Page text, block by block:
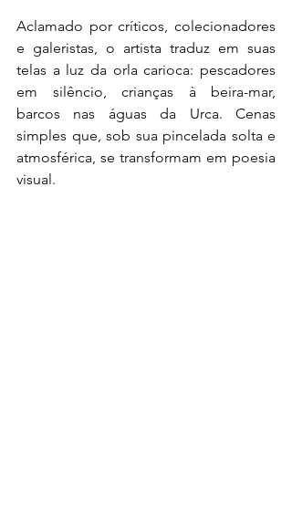
Aclamado por críticos, colecionadores
e galeristas, o artista traduz em suas
telas a luz da orla carioca: pescadores
em silêncio, crianças à beira-mar,
barcos nas águas da Urca. Cenas
simples que, sob sua pincelada solta e
atmosférica, se transformam em poesia
visual.